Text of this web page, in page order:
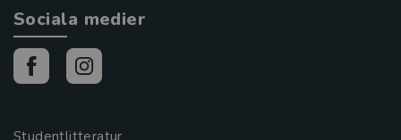
Sociala medier
Studentlitteratur